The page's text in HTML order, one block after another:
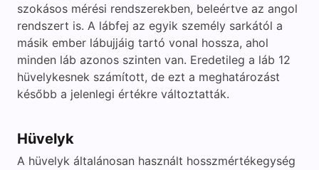
szokásos mérési rendszerekben, beleértve az angol
rendszert is. A lábfej az egyik személy sarkától a
másik ember lábujjáig tartó vonal hossza, ahol
minden láb azonos szinten van. Eredetileg a láb 12
hüvelykesnek számított, de ezt a meghatározást
később a jelenlegi értékre változtatták.
Hüvelyk
A hüvelyk általánosan használt hosszmértékegység